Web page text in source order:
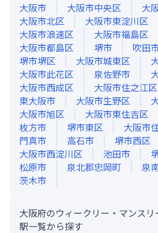
大阪市
大阪市中央区
大
大阪市北区
大阪市東淀川区
大阪市浪速区
大阪市福島区
大阪市都島区
堺市 吹田
堺市堺区
大阪市城東区
大阪市此花区
泉佐野市
大阪市西成区
大阪市住之江区
東大阪市
大阪市生野区
大阪市旭区
大阪市東住吉区
枚方市
堺市東区 大阪市
門真市
高石市 堺市西区
大阪市西淀川区
池田市
松原市
泉北郡忠岡町 泉
茨木市
大阪府のウィークリー・マンスリ
駅一覧から探す